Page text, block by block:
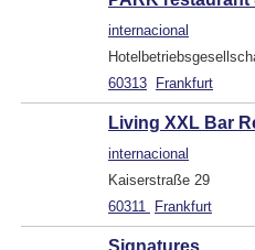
internacional
60313 Frankfurt
Living XXL Bar
internacional
Kaiserstraße 29
60311
Frankfurt
Signatures